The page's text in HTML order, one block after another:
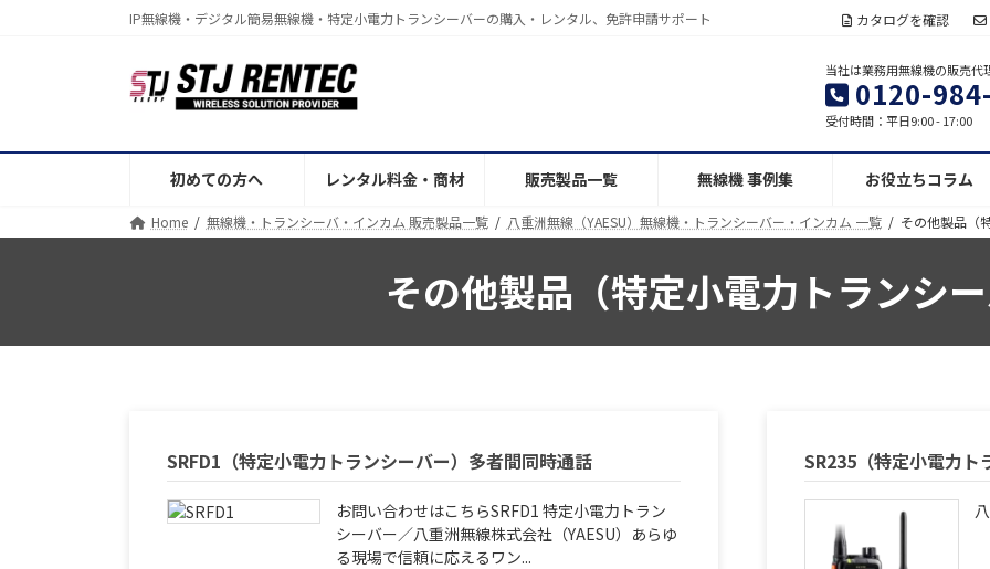
へ
ッ
ョ
移
IP無線機・デジタル簡易無線機・特定小電力トランシーバーの購入・レンタル、免許申請サポート カタログを確認
当社は業務用無線機の販売代
0120-
受付時間：平日9:00 - 17:00
初めての方へ レンタル料金・商材 販売製品一覧 無線機 事例集 お役立ちコラム
Home 無線機・トランシーバ・インカム 販売製品一覧 八重洲無線（YAESU）無線機・トランシーバー・インカム 一覧 その他製品（
その他製品（特定小電力トランシー
SRFD1（特定小電力トランシーバー）多者間同時通話
お問い合わせはこちらSRFD1 特定小電力トラン
シーバー／八重洲無線株式会社（YAESU）あらゆ
る現場で信頼に応えるワン...
SR235（特定小電力ト